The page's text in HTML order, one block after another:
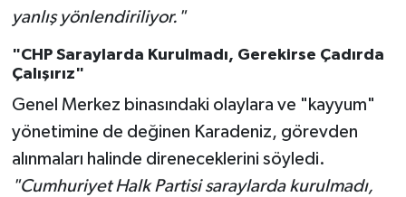
yanlış yönlendiriliyor."
"CHP Saraylarda Kurulmadı, Gerekirse Çadırda
Çalışırız"
Genel Merkez binasındaki olaylara ve "kayyum"
yönetimine de değinen Karadeniz, görevden
alınmaları halinde direneceklerini söyledi.
"Cumhuriyet Halk Partisi saraylarda kurulmadı,